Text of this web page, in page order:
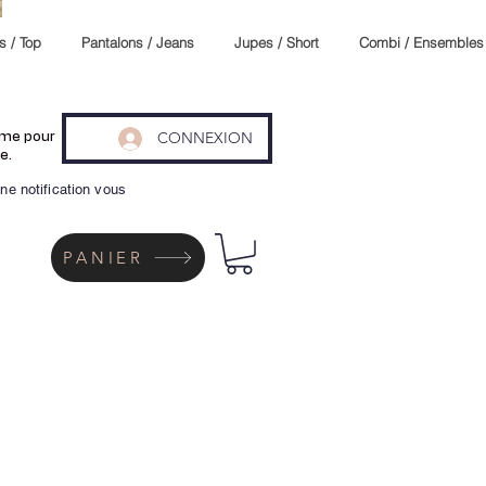
/ Top Pantalons / Jeans Jupes / Short Combi / Ensembles
CONNEXION
PANIER
pour
notification vous